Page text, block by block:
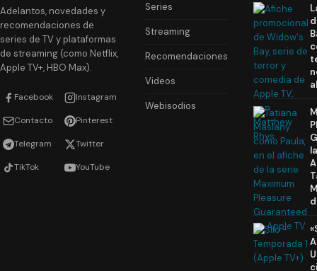
Adelantos, novedades y
recomendaciones de
series de TV y plataformas
de streaming (como Netflix,
Apple TV+, HBO Max).
Facebook Instagram
Contacto Pinterest
Telegram Twitter
TikTok YouTube
Series
Streaming
Recomendaciones
Videos
Webisodios